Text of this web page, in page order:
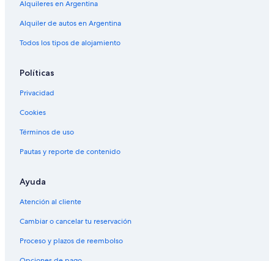
Alquileres en Argentina
Alquiler de autos en Argentina
Todos los tipos de alojamiento
Políticas
Privacidad
Cookies
Términos de uso
Pautas y reporte de contenido
Ayuda
Atención al cliente
Cambiar o cancelar tu reservación
Proceso y plazos de reembolso